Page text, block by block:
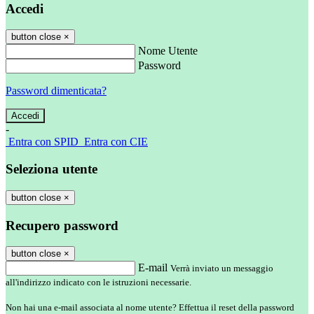
Accedi
button close ×
Nome Utente
Password
Password dimenticata?
-
Entra con SPID Entra con CIE
Seleziona utente
button close ×
Recupero password
button close ×
E-mail Verrà inviato un messaggio
all'indirizzo indicato con le istruzioni necessarie.
Non hai una e-mail associata al nome utente? Effettua il reset della password